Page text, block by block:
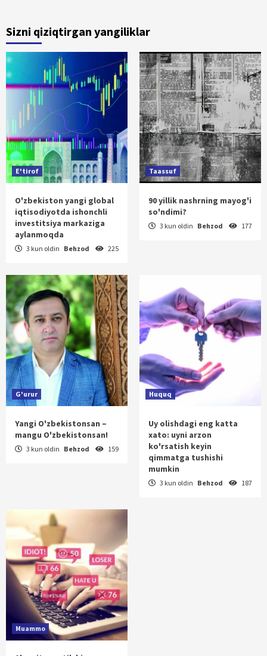
Sizni qiziqtirgan yangiliklar
E'tirof
O'zbekiston yangi global
iqtisodiyotda ishonchli
investitsiya markaziga
aylanmoqda
3 kun oldin Behzod 225
Taassuf
90 yillik nashrning mayog'i
so'ndimi?
3 kun oldin Behzod 177
G'urur
Yangi O'zbekistonsan –
mangu O'zbekistonsan!
3 kun oldin Behzod 159
Huquq
Uy olishdagi eng katta
xato: uyni arzon
ko'rsatish keyin
qimmatga tushishi
mumkin
3 kun oldin Behzod 187
Muammo